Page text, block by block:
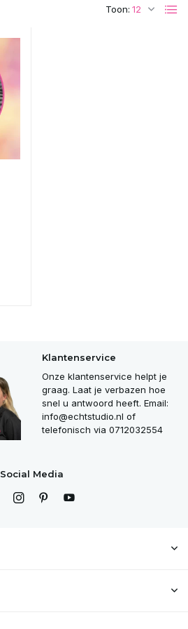
Toon:
Klantenservice
Onze klantenservice helpt je
graag. Laat je verbazen hoe
snel u antwoord heeft. Email:
info@echtstudio.nl of
telefonisch via 0712032554
Social Media